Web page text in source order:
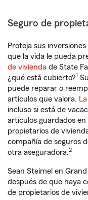
Seguro de
Proteja sus
que la vida le pueda
de vivienda de State
¿qué está cubierto?1
puede reparar o
artículos que valora.
incluso si está de
artículos guardados
propietarios de
compañía de seguros
otra aseguradora.2
Sean Steimel en
después de que haya
de propietarios de